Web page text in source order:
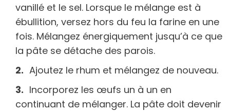
vanillé et le sel. Lorsque le mélange est à
ébullition, versez hors du feu la farine en une
fois. Mélangez énergiquement jusqu’à ce que
la pâte se détache des parois.
Ajoutez le rhum et mélangez de nouveau.
Incorporez les œufs un à un en
continuant de mélanger. La pâte doit devenir